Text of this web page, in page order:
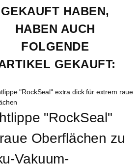
GEKAUFT HABEN,
HABEN AUCH
FOLGENDE
GEKAUFT:
"RockSeal"
Oberflächen zu
Vakuum-